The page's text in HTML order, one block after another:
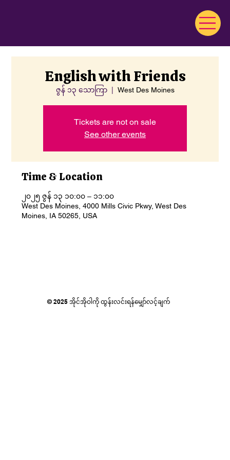
English with Friends
ဇွန် ၁၃ သောကြာ
  |
West Des Moines
Tickets are not on sale
See other events
Time & Location
၂၀၂၅ ဇွန် ၁၃ ၁၀:၀၀ – ၁၁:၀၀
West Des Moines, 4000 Mills Civic Pkwy, West Des
Moines, IA 50265, USA
© 2025 အိုင်အိုဝါကို ထွန်းလင်းရန်မျှော်လင့်ချက်